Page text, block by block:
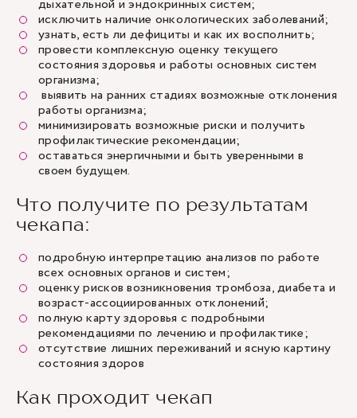
дыхательной и эндокринных систем;
исключить наличие онкологических заболеваний;
узнать, есть ли дефициты и как их восполнить;
провести комплексную оценку текущего
состояния здоровья и работы основных систем
организма;
выявить на ранних стадиях возможные отклонения
работы организма;
минимизировать возможные риски и получить
профилактические рекомендации;
оставаться энергичными и быть уверенными в
своем будущем.
Что получите по результатам
чекапа:
подробную интерпретацию анализов по работе
всех основных органов и систем;
оценку рисков возникновения тромбоза, диабета и
возраст-ассоциированных отклонений;
полную карту здоровья с подробными
рекомендациями по лечению и профилактике;
отсутствие лишних переживаний и ясную картину
состояния здоров
Как проходит чекап